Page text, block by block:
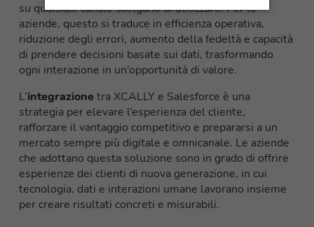
su qualsiasi canale scelgano di utilizzare. Per le
aziende, questo si traduce in efficienza operativa,
riduzione degli errori, aumento della fedeltà e capacità
di prendere decisioni basate sui dati, trasformando
ogni interazione in un’opportunità di valore.
L’integrazione tra XCALLY e Salesforce è una
strategia per elevare l’esperienza del cliente,
rafforzare il vantaggio competitivo e prepararsi a un
mercato sempre più digitale e omnicanale. Le aziende
che adottano questa soluzione sono in grado di offrire
esperienze dei clienti di nuova generazione, in cui
tecnologia, dati e interazioni umane lavorano insieme
per creare risultati concreti e misurabili.